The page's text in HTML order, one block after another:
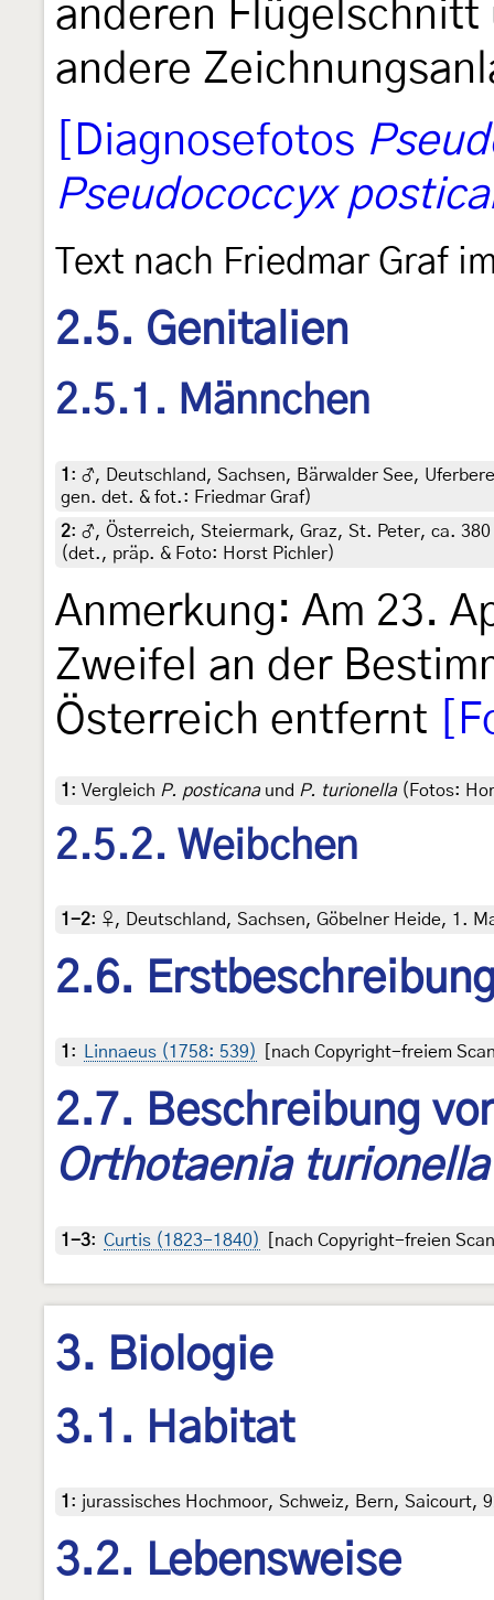
anderen
andere
[Diagnosefotos
Pseudococcyx
Text nach Friedmar Graf
2.5. Genitalien
2.5.1. Männchen
1 : ♂, Deutschland, Sachsen, Bärwalder See,
gen. det. & fot.: Friedmar Graf)
2: ♂, Österreich, Steiermark, Graz, St. Peter, ca.
(det., präp. & Foto: Horst Pichler)
Anmerkung: Am 23.
Zweifel an der
Österreich entfernt
1 : Vergleich P. posticanaund P. turionella(Fotos:
2.5.2. Weibchen
1-2: ♀, Deutschland, Sachsen, Göbelner Heide, 1.
2.6.
1 : Linnaeus (1758: 539) [nach Copyright-freiem
2.7. Beschreibung
Orthotaenia turionella
1-3: Curtis (1823-1840) [nach Copyright-freien
3. Biologie
3.1. Habitat
1 : jurassisches Hochmoor, Schweiz, Bern, Saicourt,
3.2. Lebensweise